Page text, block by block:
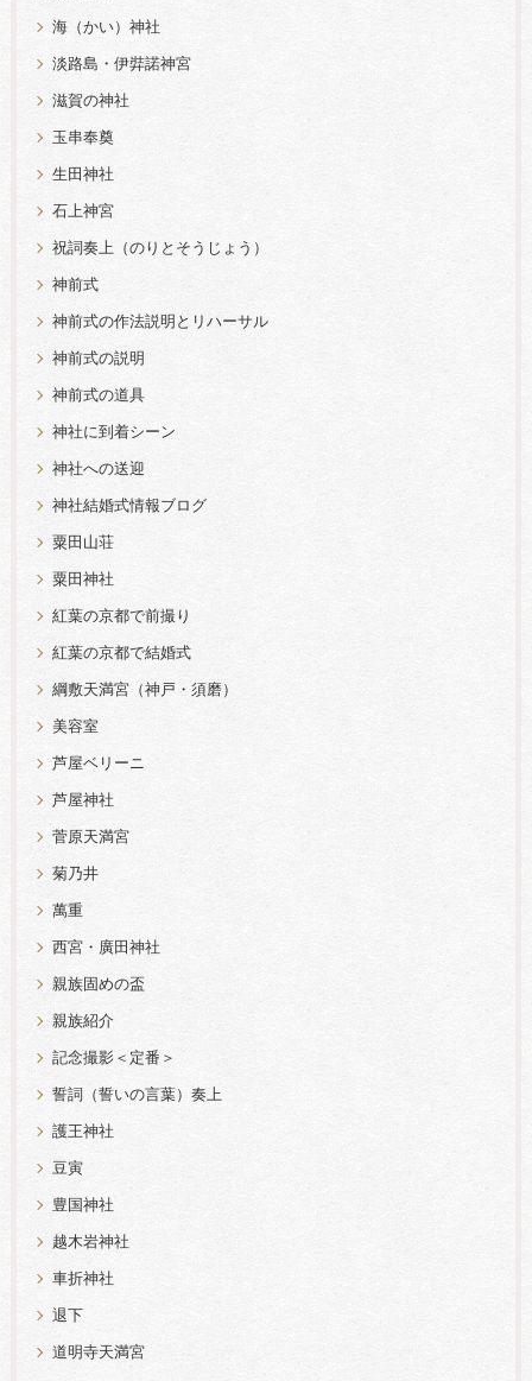
海（かい）神社
淡路島・伊弉諾神宮
滋賀の神社
玉串奉奠
生田神社
石上神宮
祝詞奏上（のりとそうじょう）
神前式
神前式の作法説明とリハーサル
神前式の説明
神前式の道具
神社に到着シーン
神社への送迎
神社結婚式情報ブログ
粟田山荘
粟田神社
紅葉の京都で前撮り
紅葉の京都で結婚式
綱敷天満宮（神戸・須磨）
美容室
芦屋ベリーニ
芦屋神社
菅原天満宮
菊乃井
萬重
西宮・廣田神社
親族固めの盃
親族紹介
記念撮影＜定番＞
誓詞（誓いの言葉）奏上
護王神社
豆寅
豊国神社
越木岩神社
車折神社
退下
道明寺天満宮